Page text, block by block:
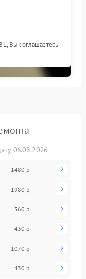
Вы соглашаетесь
06.08.2026
1480 р
1980 р
560 р
430 р
1070 р
430 р